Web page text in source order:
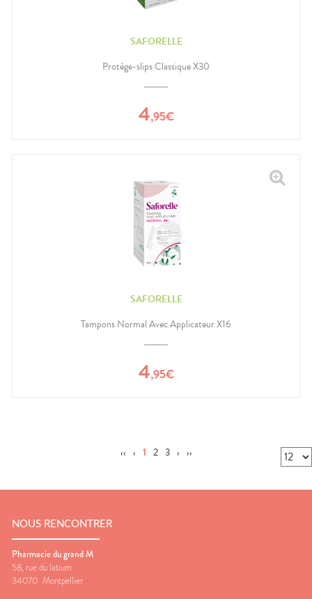
SAFORELLE
Protège-slips Classique X30
4,95€
SAFORELLE
Tampons Normal Avec Applicateur X16
4,95€
‹‹ ‹ 1 2 3 › ››
NOUS RENCONTRER
Pharmacie du grand M
58, rue du latium
34070 Montpellier